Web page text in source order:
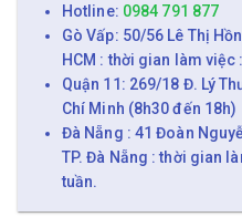
Hotline: 0984 791 877
Gò Vấp: 50/56 Lê Thị
HCM : thời gian làm
Quận 11: 269/18 Đ. Lý
Chí Minh (8h30 đến 18h)
Đà Nẵng : 41 Đoàn
TP. Đà Nẵng : thời gian
tuần.